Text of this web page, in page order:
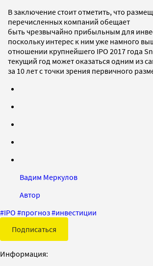
В заключение стоит отметить, что
перечисленных компаний обещает
быть чрезвычайно прибыльным для
поскольку интерес к ним уже намного
отношении крупнейшего IPO 2017 года
текущий год может оказаться одним из
за 10 лет с точки зрения первичного
Вадим Меркулов
Автор
#IPO #прогноз#инвестиции
Подписаться
Информация: